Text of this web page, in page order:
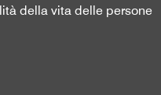
della vita delle persone